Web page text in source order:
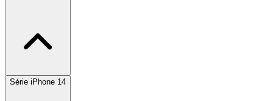
Série iPhone 14